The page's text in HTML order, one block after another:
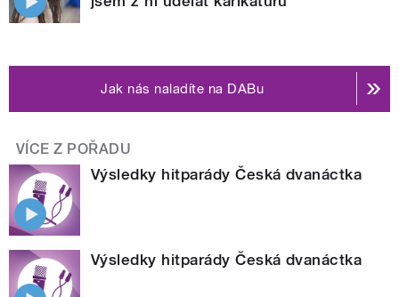
Jak nás naladíte na DABu
VÍCE Z POŘADU
Výsledky hitparády Česká dvanáctka
Výsledky hitparády Česká dvanáctka